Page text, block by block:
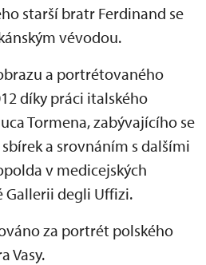
starší bratr Ferdinand se
vévodou.
a portrétovaného
díky práci italského
Tormena, zabývajícího se
a srovnáním s dalšími
v medicejských
Gallerii degli Uffizi.
za portrét polského
Vasy.